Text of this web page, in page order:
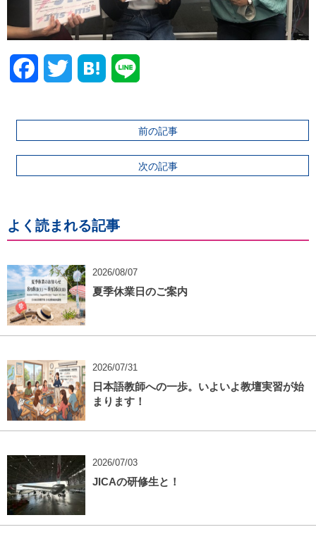
FacebookTwitter
前の記事
次の記事
よく読まれる記事
2026/08/07
夏季休業日のご案内
2026/07/31
日本語教師への一歩。いよいよ教壇実習が始
まります！
2026/07/03
JICAの研修生と！